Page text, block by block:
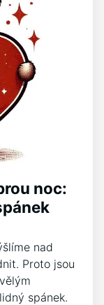
noc:
nad
Proto jsou
spánek.